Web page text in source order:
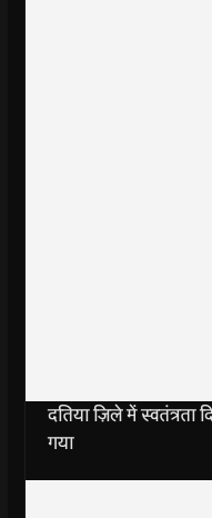
दतिया ज़िले में स्वतंत्रता
गया